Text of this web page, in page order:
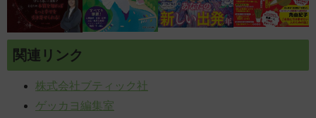
関連リンク
株式会社ブティック社
ゲッカヨ編集室